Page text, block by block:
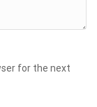
for the next